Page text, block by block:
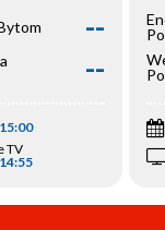
--
--
TV